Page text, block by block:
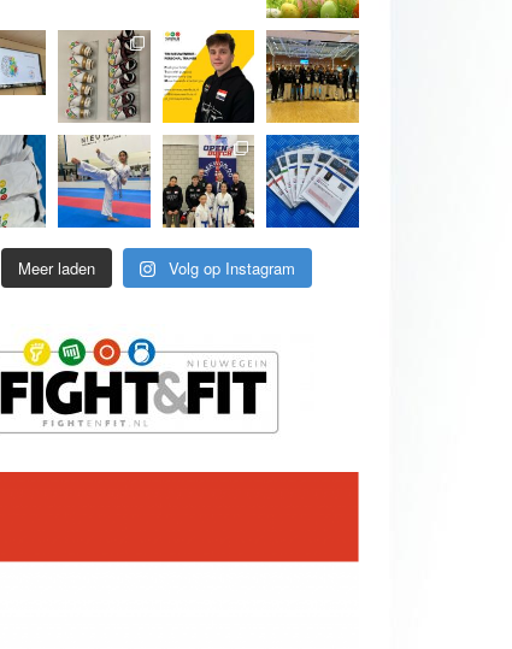
Meer laden Volg op Instagram